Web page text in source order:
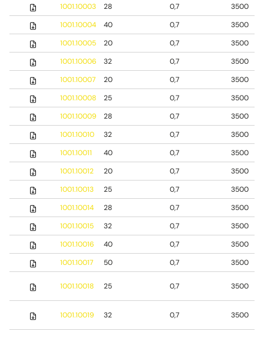
1001.10003
28 0,7
3500
1001.10004
40 0,7
3500
1001.10005
20 0,7
3500
1001.10006
32 0,7
3500
1001.10007
20 0,7
3500
1001.10008
25 0,7
3500
1001.10009
28 0,7
3500
1001.10010
32 0,7
3500
1001.10011
40 0,7
3500
1001.10012
20 0,7
3500
1001.10013
25 0,7
3500
1001.10014
28 0,7
3500
1001.10015
32 0,7
3500
1001.10016
40 0,7
3500
1001.10017
50 0,7 3500
1001.10018 25 0,7 3500
1001.10019 32 0,7 3500